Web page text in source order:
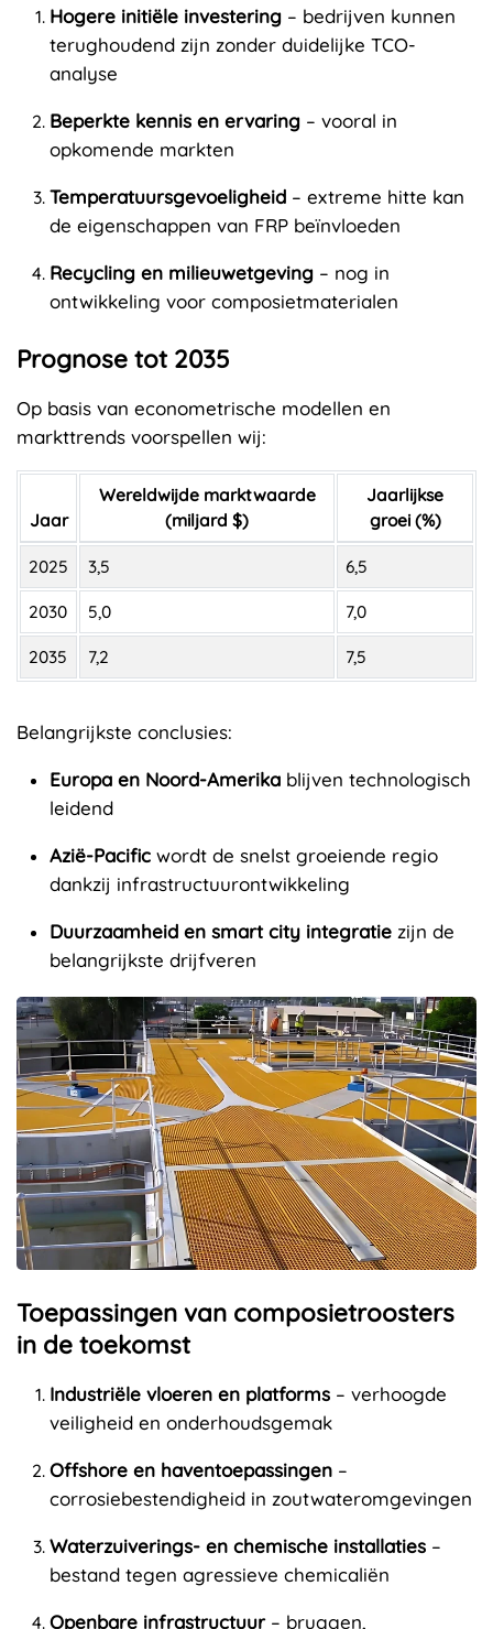
Hogere initiële investering – bedrijven kunnen
terughoudend zijn zonder duidelijke TCO-
analyse
Beperkte kennis en ervaring – vooral in
opkomende markten
Temperatuursgevoeligheid – extreme hitte kan
de eigenschappen van FRP beïnvloeden
Recycling en milieuwetgeving – nog in
ontwikkeling voor composietmaterialen
Prognose tot 2035
Op basis van econometrische modellen en
markttrends voorspellen wij:
Jaar
Wereldwijde marktwaarde
(miljard $)
Jaarlijkse
groei (%)
2025 3,5 6,5
2030 5,0 7,0
2035 7,2 7,5
Belangrijkste conclusies:
Europa en Noord-Amerika blijven technologisch
leidend
Azië-Pacific wordt de snelst groeiende regio
dankzij infrastructuurontwikkeling
Duurzaamheid en smart city integratie zijn de
belangrijkste drijfveren
Toepassingen van composietroosters
in de toekomst
Industriële vloeren en platforms – verhoogde
veiligheid en onderhoudsgemak
Offshore en haventoepassingen –
corrosiebestendigheid in zoutwateromgevingen
Waterzuiverings- en chemische installaties –
bestand tegen agressieve chemicaliën
Openbare infrastructuur– bruggen,